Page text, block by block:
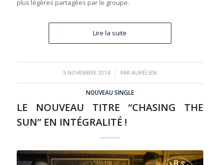
plus légères partagées par le groupe.
Lire la suite
5 NOVEMBRE 2014
/ PAR AURÉLIEN
NOUVEAU SINGLE
LE NOUVEAU TITRE “CHASING THE
SUN” EN INTÉGRALITÉ !